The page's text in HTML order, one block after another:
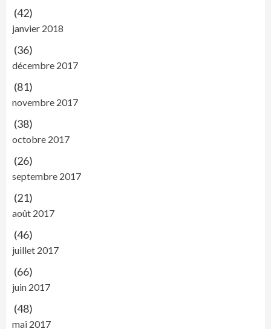
(42)
janvier 2018
(36)
décembre 2017
(81)
novembre 2017
(38)
octobre 2017
(26)
septembre 2017
(21)
août 2017
(46)
juillet 2017
(66)
juin 2017
(48)
mai 2017